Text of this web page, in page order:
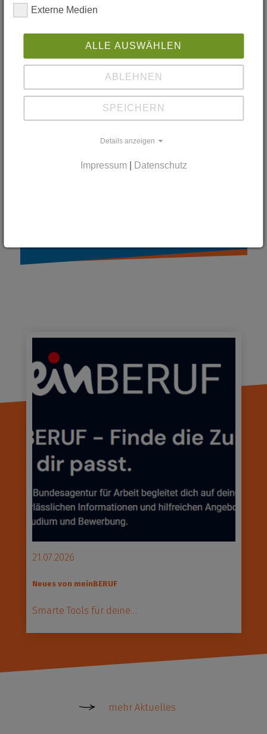
Finde
einfach &
schnell
deinen
Praktikumsplatz
21.07.2026
Neues von meinBERUF
Smarte Tools für deine…
mehr Aktuelles
Externe Medien
ALLE AUSWÄHLEN
ABLEHNEN
SPEICHERN
Details anzeigen
Impressum| Datenschutz